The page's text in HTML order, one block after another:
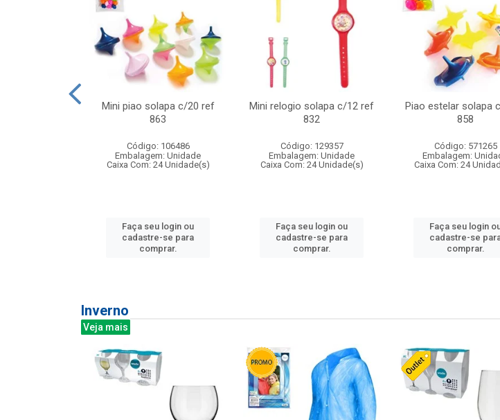
Mini piao solapa c/20 ref
863
Código: 106486
Embalagem: Unidade
Caixa Com: 24 Unidade(s)
Faça seu login ou
cadastre-se para
comprar.
Mini relogio solapa c/12 ref
832
Código: 129357
Embalagem: Unidade
Caixa Com: 24 Unidade(s)
Faça seu login ou
cadastre-se para
comprar.
Piao estelar solapa
858
Código: 571265
Embalagem:
Caixa Com: 24
Faça seu login
cadastre-se
comprar.
Inverno
Veja mais